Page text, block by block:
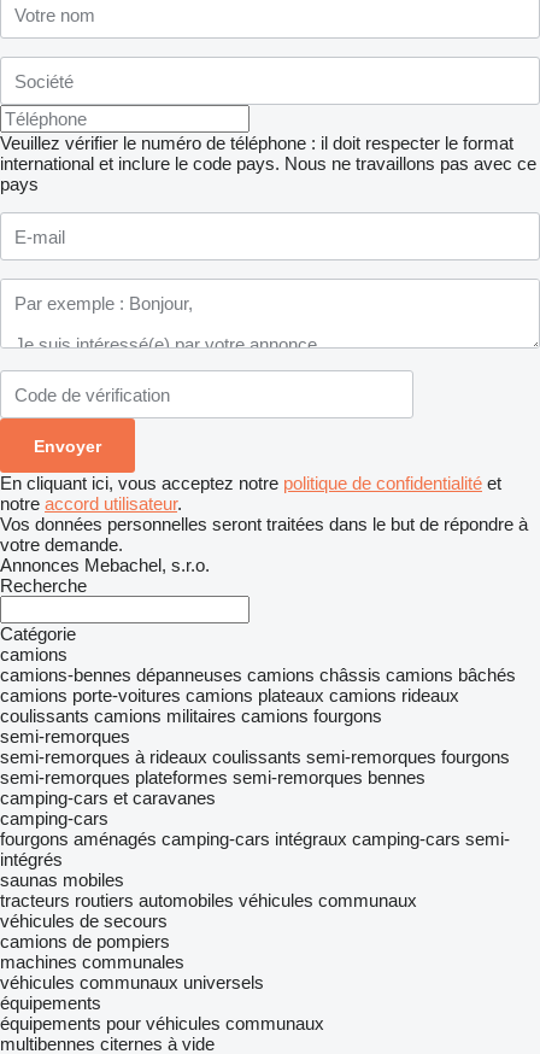
Veuillez vérifier le numéro de téléphone : il doit respecter le format
international et inclure le code pays. Nous ne travaillons pas avec ce
pays
En cliquant ici, vous acceptez notre politique de confidentialité et
notre accord utilisateur.
Vos données personnelles seront traitées dans le but de répondre à
votre demande.
Annonces Mebachel, s.r.o.
Recherche
Catégorie
camions
camions-bennes dépanneuses camions châssis camions bâchés
camions porte-voitures camions plateaux camions rideaux
coulissants camions militaires camions fourgons
semi-remorques
semi-remorques à rideaux coulissants semi-remorques fourgons
semi-remorques plateformes semi-remorques bennes
camping-cars et caravanes
camping-cars
fourgons aménagés camping‐cars intégraux camping-cars semi-
intégrés
saunas mobiles
tracteurs routiers automobiles véhicules communaux
véhicules de secours
camions de pompiers
machines communales
véhicules communaux universels
équipements
équipements pour véhicules communaux
multibennes citernes à vide